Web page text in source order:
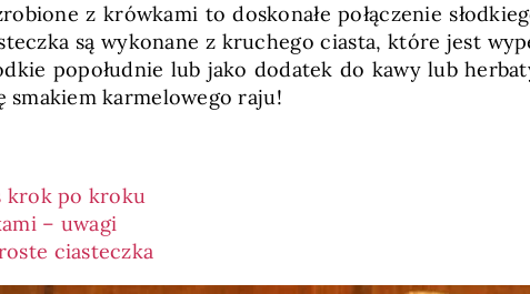
z krówkami to doskonałe połączenie
są wykonane z kruchego ciasta, które jest
popołudnie lub jako dodatek do kawy lub
karmelowego raju!
krok po kroku
– uwagi
ciasteczka